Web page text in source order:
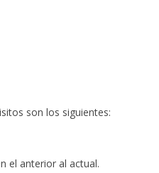
son los siguientes:
el anterior al actual.